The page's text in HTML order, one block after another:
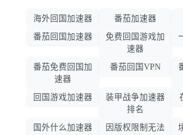
海外回国加速器 番茄加速器
番茄回国加速器
免费回国游戏加
速器
番茄免费回国加
速器
番茄回国VPN
回国游戏加速器
装甲战争加速器
排名
国外什么加速器 因版权限制无法